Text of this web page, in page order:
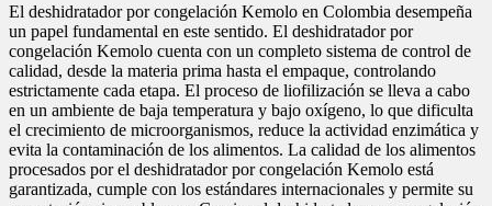
El deshidratador por congelación Kemolo en Colombia desempeña
un papel fundamental en este sentido. El deshidratador por
congelación Kemolo cuenta con un completo sistema de control de
calidad, desde la materia prima hasta el empaque, controlando
estrictamente cada etapa. El proceso de liofilización se lleva a cabo
en un ambiente de baja temperatura y bajo oxígeno, lo que dificulta
el crecimiento de microorganismos, reduce la actividad enzimática y
evita la contaminación de los alimentos. La calidad de los alimentos
procesados por el deshidratador por congelación Kemolo está
garantizada, cumple con los estándares internacionales y permite su